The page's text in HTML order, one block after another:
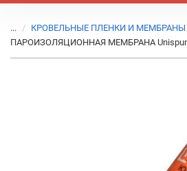
...
КРОВЕЛЬНЫЕ ПЛЕНКИ И МЕМБРАНЫ
ПАРОИЗОЛЯЦИОННАЯ МЕМБРАНА